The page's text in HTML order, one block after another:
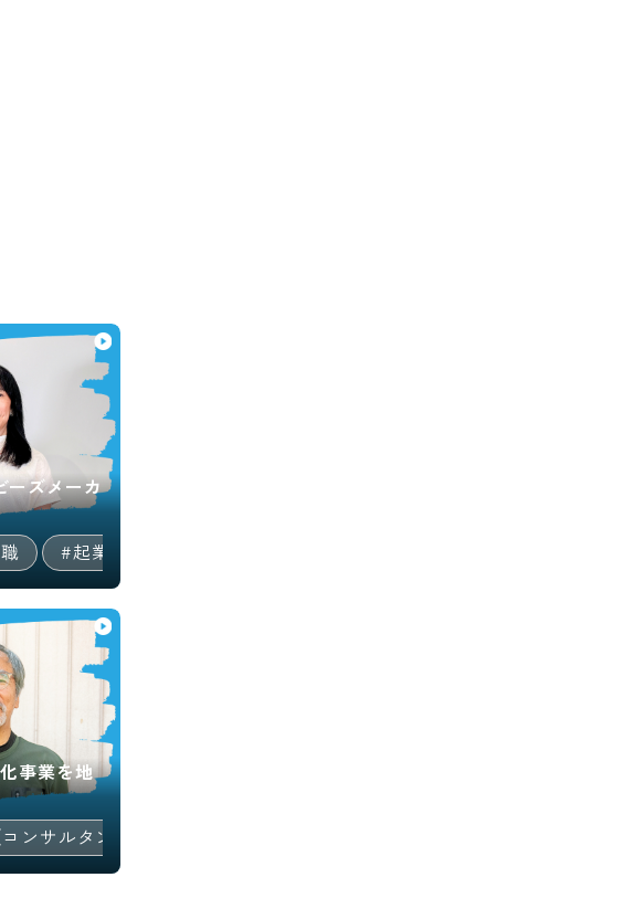
でのSTORY
ーズメーカ
#起業
生/地方移住/地域貢献
事業を地
ンサルタント等）